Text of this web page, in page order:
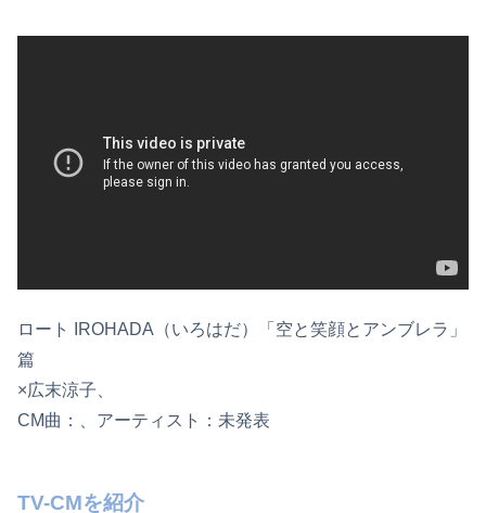
ロート IROHADA（いろはだ）「空と笑顔とアンブレラ」
篇
×広末涼子、
CM曲：、アーティスト：未発表
TV-CMを紹介